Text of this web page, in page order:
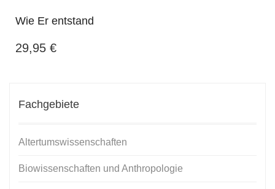
Wie Er entstand
29,95 €
Fachgebiete
Altertumswissenschaften
Biowissenschaften und Anthropologie